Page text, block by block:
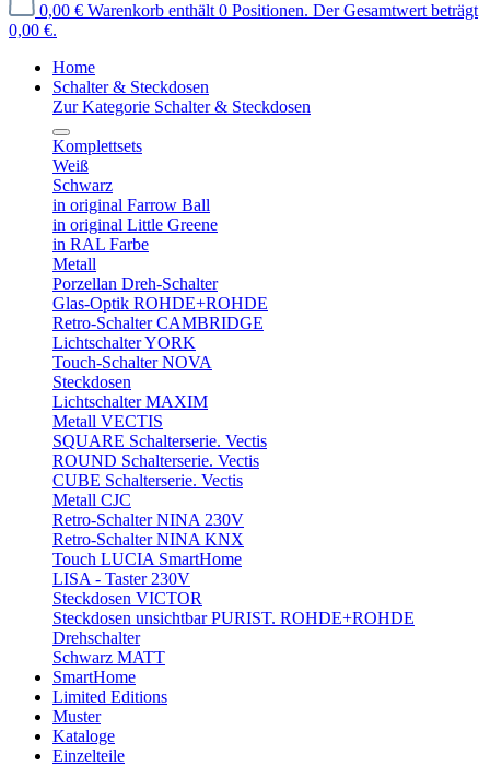
0,00 € Warenkorb enthält 0 Positionen. Der Gesamtwert beträgt
0,00 €.
Home
Schalter & Steckdosen
Zur Kategorie Schalter & Steckdosen
Komplettsets
Weiß
Schwarz
in original Farrow Ball
in original Little Greene
in RAL Farbe
Metall
Porzellan Dreh-Schalter
Glas-Optik ROHDE+ROHDE
Retro-Schalter CAMBRIDGE
Lichtschalter YORK
Touch-Schalter NOVA
Steckdosen
Lichtschalter MAXIM
Metall VECTIS
SQUARE Schalterserie. Vectis
ROUND Schalterserie. Vectis
CUBE Schalterserie. Vectis
Metall CJC
Retro-Schalter NINA 230V
Retro-Schalter NINA KNX
Touch LUCIA SmartHome
LISA - Taster 230V
Steckdosen VICTOR
Steckdosen unsichtbar PURIST. ROHDE+ROHDE
Drehschalter
Schwarz MATT
SmartHome
Limited Editions
Muster
Kataloge
Einzelteile